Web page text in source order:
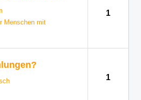
Menschen mit
1
1